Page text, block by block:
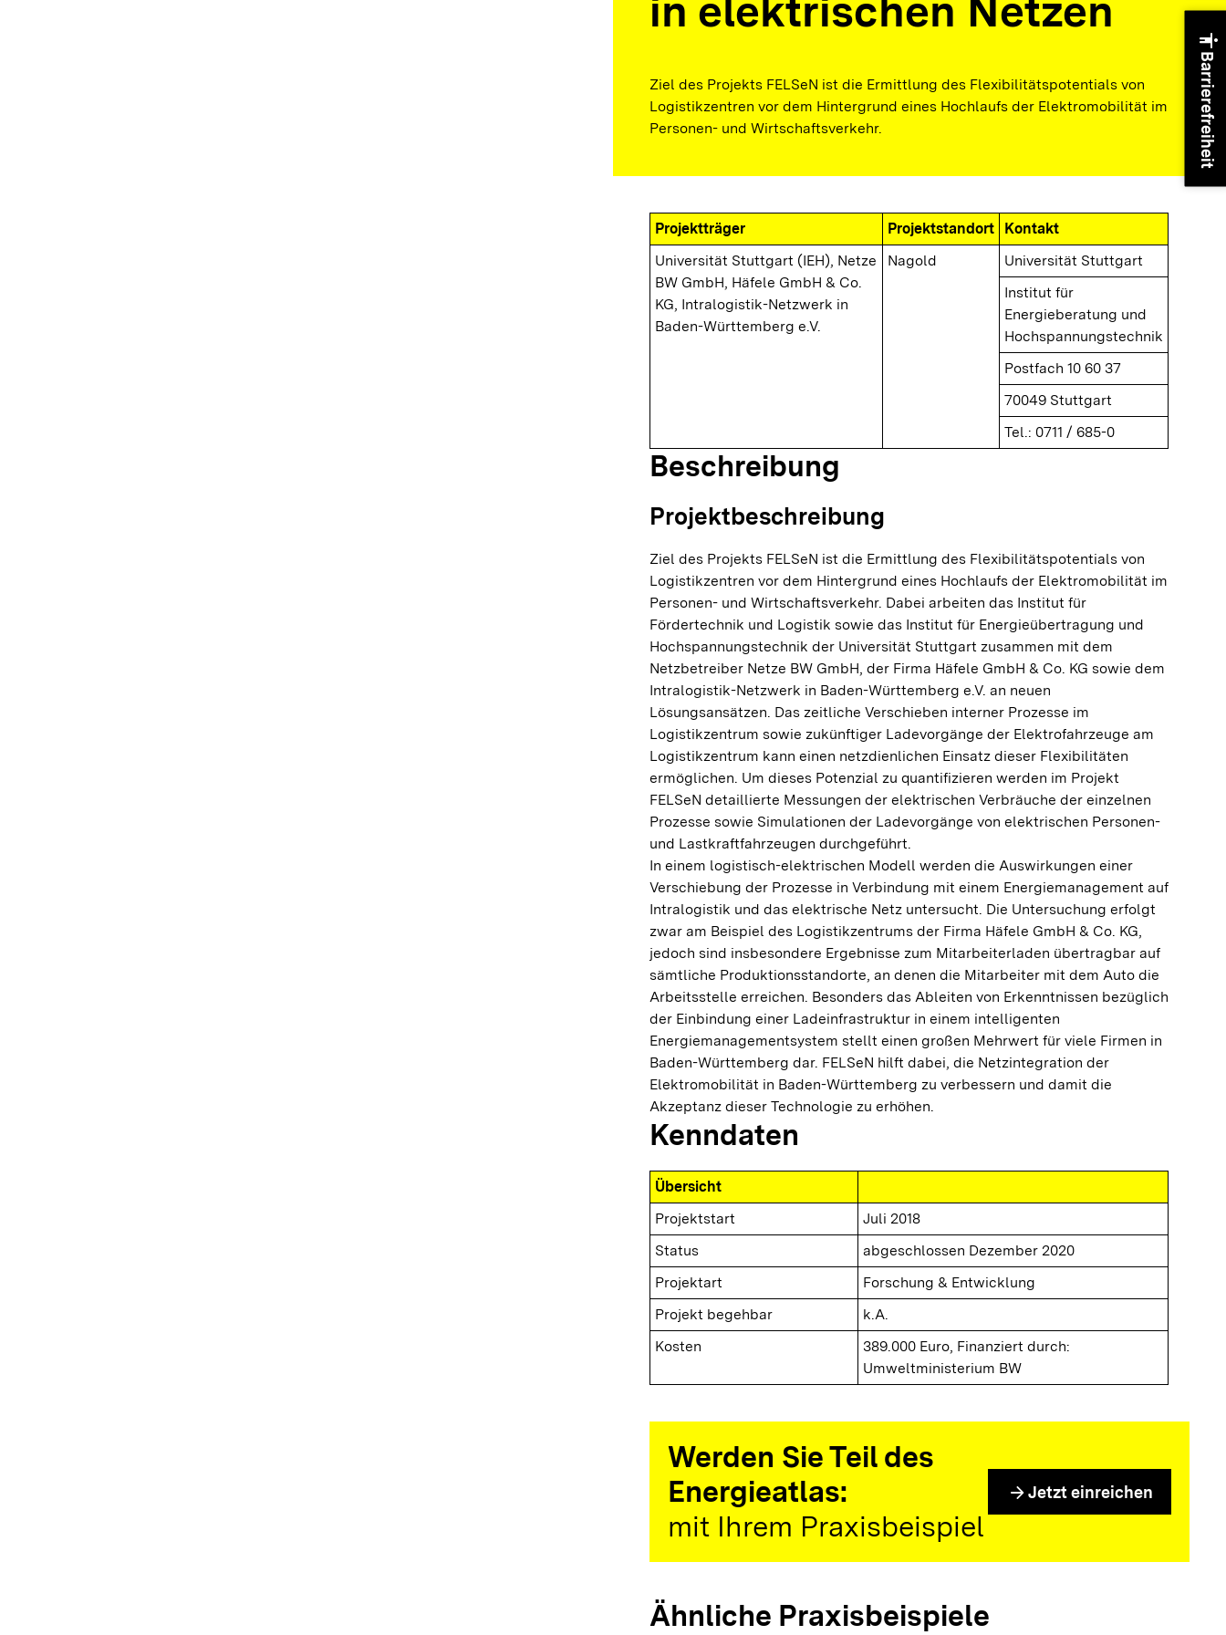
in elektrischen Netzen
Ziel des Projekts FELSeN ist die Ermittlung des Flexibilitätspotentials von
Logistikzentren vor dem Hintergrund eines Hochlaufs der Elektromobilität im
Personen- und Wirtschaftsverkehr.
Projektträger Projektstandort
Kontakt
Universität Stuttgart (IEH), Netze
BW GmbH, Häfele GmbH & Co.
KG, Intralogistik-Netzwerk in
Baden-Württemberg e.V.
Nagold
Universität Stuttgart
Institut für
Energieberatung und
Hochspannungstechnik
Postfach 10 60 37
70049 Stuttgart
Tel.: 0711 / 685-0
Beschreibung
Projektbeschreibung
Ziel des Projekts FELSeN ist die Ermittlung des Flexibilitätspotentials von
Logistikzentren vor dem Hintergrund eines Hochlaufs der Elektromobilität im
Personen- und Wirtschaftsverkehr. Dabei arbeiten das Institut für
Fördertechnik und Logistik sowie das Institut für Energieübertragung und
Hochspannungstechnik der Universität Stuttgart zusammen mit dem
Netzbetreiber Netze BW GmbH, der Firma Häfele GmbH & Co. KG sowie dem
Intralogistik-Netzwerk in Baden-Württemberg e.V. an neuen
Lösungsansätzen. Das zeitliche Verschieben interner Prozesse im
Logistikzentrum sowie zukünftiger Ladevorgänge der Elektrofahrzeuge am
Logistikzentrum kann einen netzdienlichen Einsatz dieser Flexibilitäten
ermöglichen. Um dieses Potenzial zu quantifizieren werden im Projekt
FELSeN detaillierte Messungen der elektrischen Verbräuche der einzelnen
Prozesse sowie Simulationen der Ladevorgänge von elektrischen Personen-
und Lastkraftfahrzeugen durchgeführt.
In einem logistisch-elektrischen Modell werden die Auswirkungen einer
Verschiebung der Prozesse in Verbindung mit einem Energiemanagement auf
Intralogistik und das elektrische Netz untersucht. Die Untersuchung erfolgt
zwar am Beispiel des Logistikzentrums der Firma Häfele GmbH & Co. KG,
jedoch sind insbesondere Ergebnisse zum Mitarbeiterladen übertragbar auf
sämtliche Produktionsstandorte, an denen die Mitarbeiter mit dem Auto die
Arbeitsstelle erreichen. Besonders das Ableiten von Erkenntnissen bezüglich
der Einbindung einer Ladeinfrastruktur in einem intelligenten
Energiemanagementsystem stellt einen großen Mehrwert für viele Firmen in
Baden-Württemberg dar. FELSeN hilft dabei, die Netzintegration der
Elektromobilität in Baden-Württemberg zu verbessern und damit die
Akzeptanz dieser Technologie zu erhöhen.
Kenndaten
Übersicht
Projektstart
Juli 2018
Status
abgeschlossen Dezember 2020
Projektart
Forschung & Entwicklung
Projekt begehbar
k.A.
Kosten
389.000 Euro, Finanziert durch:
Umweltministerium BW
Werden Sie Teil des
Energieatlas:
mit Ihrem Praxisbeispiel
arrow_forward Jetzt einreichen
Ähnliche Praxisbeispiele
accessibility
Barrierefreiheit